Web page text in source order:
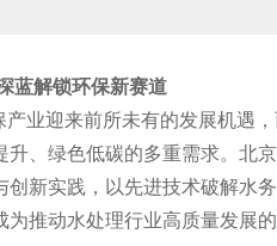
蓝解锁环保新赛道
产业迎来前所未有的发展机遇
升、绿色低碳的多重需求。北
创新实践，以先进技术破解水
为推动水处理行业高质量发展